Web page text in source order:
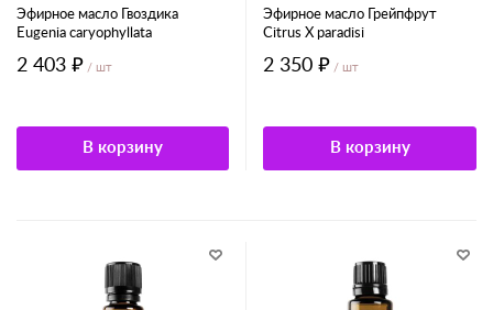
Эфирное масло Гвоздика
Eugenia caryophyllata
2 403 ₽ / шт
В корзину
Эфирное масло Грейпфрут
Citrus X paradisi
2 350 ₽ / шт
В корзину